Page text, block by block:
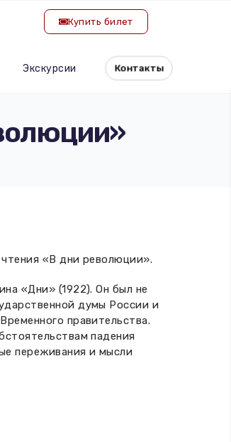
Купить билет
Экскурсии Контакты
«В дни революции».
«Дни» (1922). Он был не
думы России и
правительства.
падения
переживания и мысли